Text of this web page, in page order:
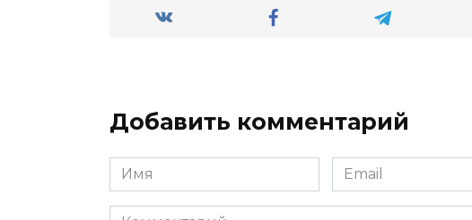
Добавить комментарий
Имя
*
Email
*
Комментарий